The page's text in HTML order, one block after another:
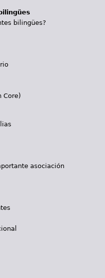
bilingües?
Core)
asociación